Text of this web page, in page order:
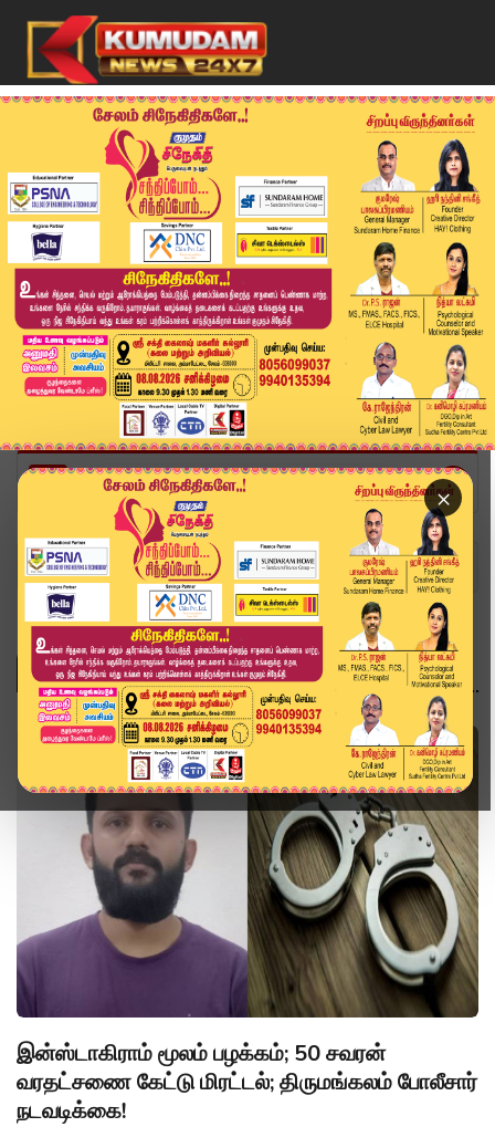
×
Home Topics
இன்ஸ்டாகிராம் மூலம் பழக்கம்; 50 சவரன்
வரதட்சணை கேட்டு மிரட்டல்; திருமங்கலம் போலீசார்
நடவடிக்கை!